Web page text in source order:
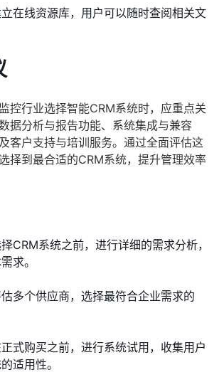
立在线资源库，用户可以随时查阅相关文
控行业选择智能CRM系统时，应重点关
据分析与报告功能、系统集成与兼容
客户支持与培训服务。通过全面评估这
择到最合适的CRM系统，提升管理效率
CRM系统之前，进行详细的需求分析，
求。
估多个供应商，选择最符合企业需求的
正式购买之前，进行系统试用，收集用户
适用性。